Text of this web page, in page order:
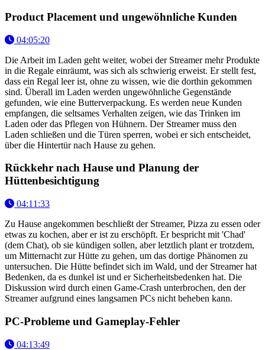
Product Placement und ungewöhnliche Kunden
04:05:20
Die Arbeit im Laden geht weiter, wobei der Streamer mehr Produkte
in die Regale einräumt, was sich als schwierig erweist. Er stellt fest,
dass ein Regal leer ist, ohne zu wissen, wie die dorthin gekommen
sind. Überall im Laden werden ungewöhnliche Gegenstände
gefunden, wie eine Butterverpackung. Es werden neue Kunden
empfangen, die seltsames Verhalten zeigen, wie das Trinken im
Laden oder das Pflegen von Hühnern. Der Streamer muss den
Laden schließen und die Türen sperren, wobei er sich entscheidet,
über die Hintertür nach Hause zu gehen.
Rückkehr nach Hause und Planung der
Hüttenbesichtigung
04:11:33
Zu Hause angekommen beschließt der Streamer, Pizza zu essen oder
etwas zu kochen, aber er ist zu erschöpft. Er bespricht mit 'Chad'
(dem Chat), ob sie kündigen sollen, aber letztlich plant er trotzdem,
um Mitternacht zur Hütte zu gehen, um das dortige Phänomen zu
untersuchen. Die Hütte befindet sich im Wald, und der Streamer hat
Bedenken, da es dunkel ist und er Sicherheitsbedenken hat. Die
Diskussion wird durch einen Game-Crash unterbrochen, den der
Streamer aufgrund eines langsamen PCs nicht beheben kann.
PC-Probleme und Gameplay-Fehler
04:13:49